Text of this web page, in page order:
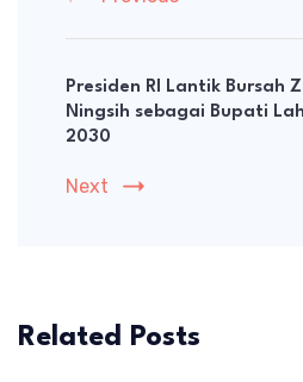
Presiden RI Lantik Bursah
Ningsih sebagai Bupati
2030
Next
Related Posts